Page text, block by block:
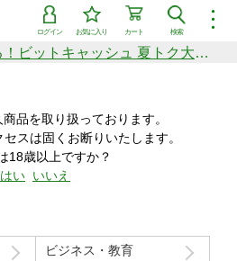
︙
検索
カート
お気に入り
ログイン
シリーズ
新着セール中商品
価格の高い順
総額50万円分が当たる！ビットキャッシュ 夏トク大感謝祭
品を取り扱っております。
スは固くお断りいたします。
18歳以上ですか？
はい いいえ
ビジネス・教育